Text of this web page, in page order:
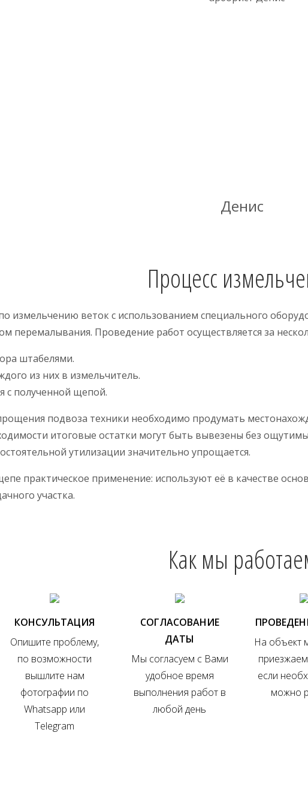
Денис
Процесс
измельчению веток с использованием специального
перемалывания. Проведение работ осуществляется за
штабелями.
из них в измельчитель.
с полученной щепой.
подвоза техники необходимо продумать
итоговые остатки могут быть вывезены без
утилизации значительно упрощается.
практическое применение: используют её в качестве
участка.
Как мы
КОНСУЛЬТАЦИЯ
Опишите проблему,
по возможности
вышлите нам
фотографии по
Whatsapp или
Telegram
СОГЛАСОВАНИЕ
ДАТЫ
Мы согласуем с Вами
удобное время
выполнения работ в
любой день
На объект
если
можно